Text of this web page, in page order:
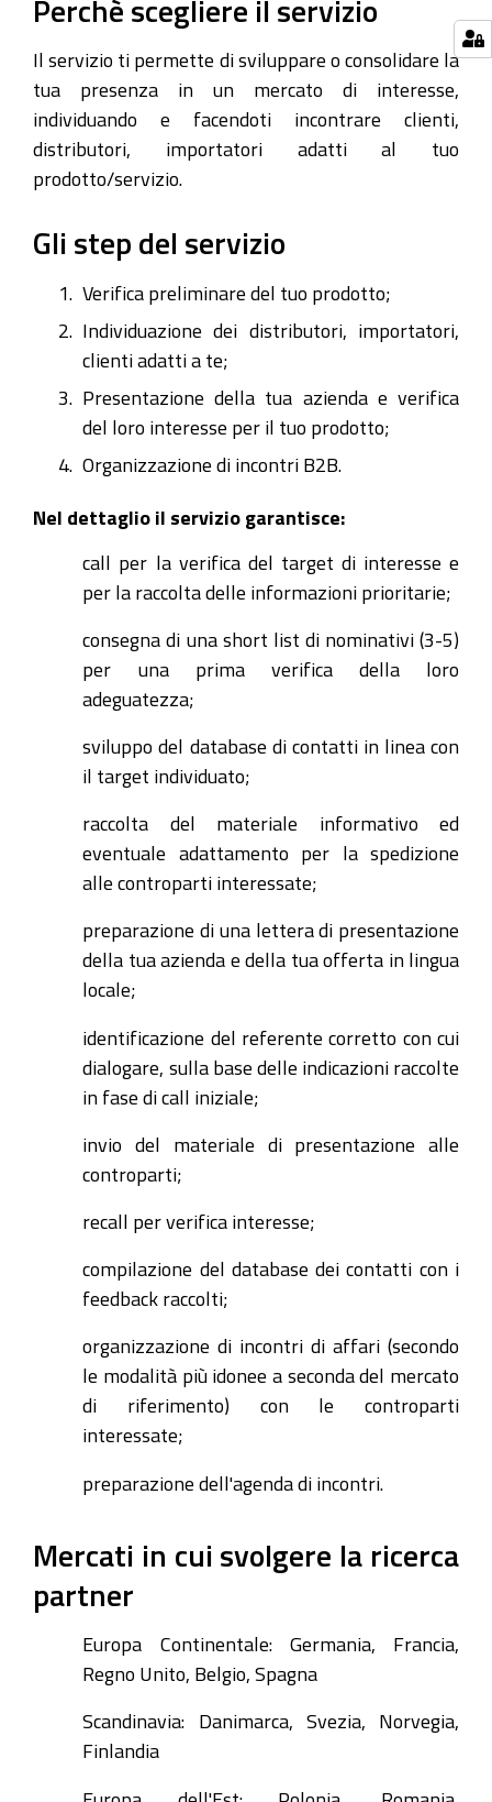
Perchè scegliere il servizio
Il servizio ti permette di sviluppare o consolidare la
tua presenza in un mercato di interesse,
individuando e facendoti incontrare clienti,
distributori, importatori adatti al tuo
prodotto/servizio.
Gli step del servizio
Verifica preliminare del tuo prodotto;
Individuazione dei distributori, importatori,
clienti adatti a te;
Presentazione della tua azienda e verifica
del loro interesse per il tuo prodotto;
Organizzazione di incontri B2B.
Nel dettaglio il servizio garantisce:
call per la verifica del target di interesse e
per la raccolta delle informazioni prioritarie;
consegna di una short list di nominativi (3-5)
per una prima verifica della loro
adeguatezza;
sviluppo del database di contatti in linea con
il target individuato;
raccolta del materiale informativo ed
eventuale adattamento per la spedizione
alle controparti interessate;
preparazione di una lettera di presentazione
della tua azienda e della tua offerta in lingua
locale;
identificazione del referente corretto con cui
dialogare, sulla base delle indicazioni raccolte
in fase di call iniziale;
invio del materiale di presentazione alle
controparti;
recall per verifica interesse;
compilazione del database dei contatti con i
feedback raccolti;
organizzazione di incontri di affari (secondo
le modalità più idonee a seconda del mercato
di riferimento) con le controparti
interessate;
preparazione dell'agenda di incontri.
Mercati in cui svolgere la ricerca
partner
Europa Continentale: Germania, Francia,
Regno Unito, Belgio, Spagna
Scandinavia: Danimarca, Svezia, Norvegia,
Finlandia